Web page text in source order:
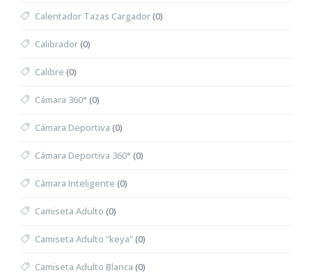
Calentador Tazas Cargador(0)
Calibrador(0)
Calibre (0)
Cámara 360° (0)
Cámara Deportiva (0)
Cámara Deportiva 360° (0)
Cámara Inteligente (0)
Camiseta Adulto (0)
Camiseta Adulto "keya"(0)
Camiseta Adulto Blanca (0)